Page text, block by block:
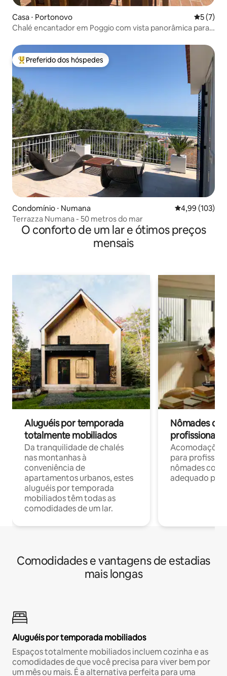
Casa ⋅ Portonovo 5 de
5 (7)
Chalé encantador em Poggio com vista panorâmica para
Entre os melhores preferidos dos hóspedes
Preferido dos hóspedes
Condomínio ⋅ Numana 4,99 de uma
4,99 (103)
Terrazza Numana - 50 metros do mar
O conforto de um lar e ótimos preços
mensais
Aluguéis por temporada
totalmente mobiliados
Da tranquilidade de chalés
nas montanhas à
conveniência de
apartamentos urbanos, estes
aluguéis por temporada
mobiliados têm todas as
comodidades de um lar.
Nômades
profissionais
para
nômades com
adequado
Comodidades e vantagens de estadias
mais longas
Aluguéis por temporada mobiliados
Espaços totalmente mobiliados incluem cozinha e as
comodidades de que você precisa para viver bem por
um mês ou mais. É a alternativa perfeita para uma